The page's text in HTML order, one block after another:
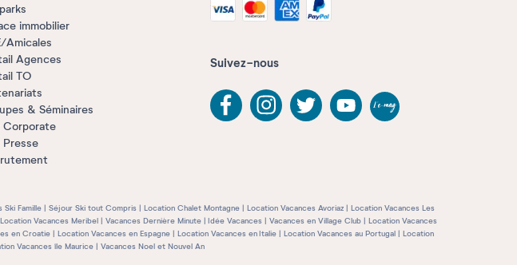
immobilier
Amicales
Agences
TO
& Séminaires
Corporate
Presse
Suivez-nous
Ski Famille Séjour Ski tout Compris Location Chalet Montagne Location Vacances Avoriaz
Location Vacances Les
Location Vacances Meribel Vacances Dernière Minute Idée Vacances Vacances en Village Club
Location Vacances
en Croatie Location Vacances en Espagne Location Vacances en Italie Location Vacances au Portugal
Location
Vacances île Maurice Vacances Noel et Nouvel An